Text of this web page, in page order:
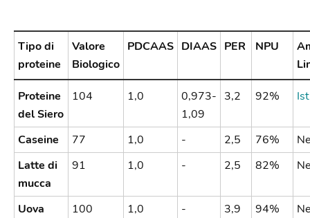
Tipo di
proteine
Valore
Biologico
PDCAAS DIAAS PER NPU
Proteine
del Siero
104 1,0
0,973-
1,09
3,2 92%
Caseine 77 1,0 - 2,5 76%
Latte di
mucca
91 1,0 - 2,5 82%
Uova 100 1,0 - 3,9 94%